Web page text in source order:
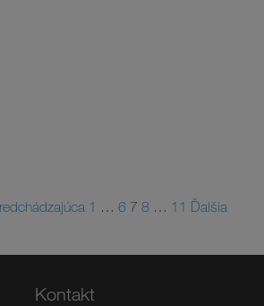
1 … 6 7 8 … 11 Ďalšia
Kontakt